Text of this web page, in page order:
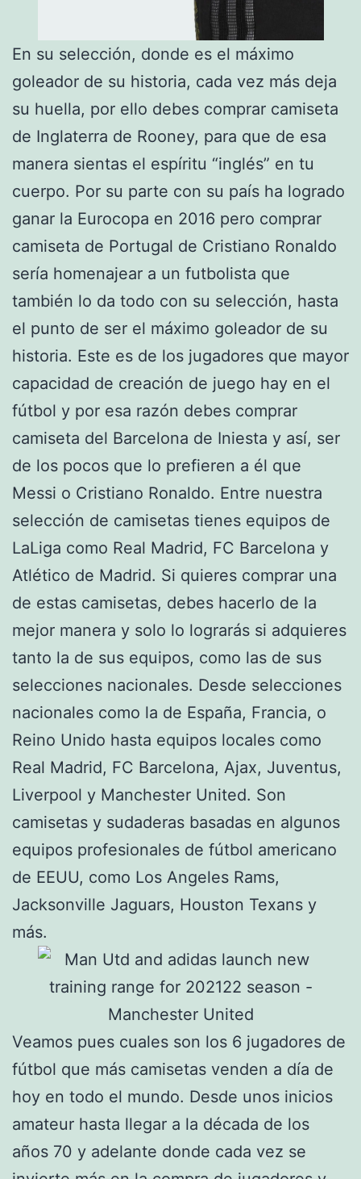
En su selección, donde es el máximo
goleador de su historia, cada vez más deja
su huella, por ello debes comprar camiseta
de Inglaterra de Rooney, para que de esa
manera sientas el espíritu “inglés” en tu
cuerpo. Por su parte con su país ha logrado
ganar la Eurocopa en 2016 pero comprar
camiseta de Portugal de Cristiano Ronaldo
sería homenajear a un futbolista que
también lo da todo con su selección, hasta
el punto de ser el máximo goleador de su
historia. Este es de los jugadores que mayor
capacidad de creación de juego hay en el
fútbol y por esa razón debes comprar
camiseta del Barcelona de Iniesta y así, ser
de los pocos que lo prefieren a él que
Messi o Cristiano Ronaldo. Entre nuestra
selección de camisetas tienes equipos de
LaLiga como Real Madrid, FC Barcelona y
Atlético de Madrid. Si quieres comprar una
de estas camisetas, debes hacerlo de la
mejor manera y solo lo lograrás si adquieres
tanto la de sus equipos, como las de sus
selecciones nacionales. Desde selecciones
nacionales como la de España, Francia, o
Reino Unido hasta equipos locales como
Real Madrid, FC Barcelona, Ajax, Juventus,
Liverpool y Manchester United. Son
camisetas y sudaderas basadas en algunos
equipos profesionales de fútbol americano
de EEUU, como Los Angeles Rams,
Jacksonville Jaguars, Houston Texans y
más.
Veamos pues cuales son los 6 jugadores de
fútbol que más camisetas venden a día de
hoy en todo el mundo. Desde unos inicios
amateur hasta llegar a la década de los
años 70 y adelante donde cada vez se